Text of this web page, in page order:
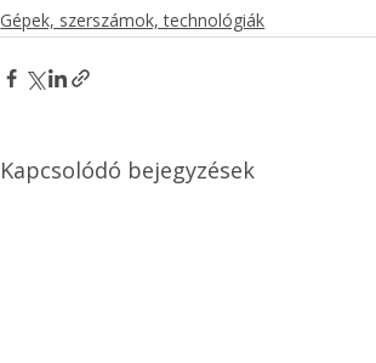
Gépek, szerszámok, technológiák
Kapcsolódó bejegyzések